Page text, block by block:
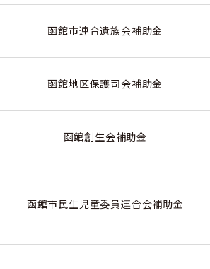
函館市連合遺族会補助金
函館地区保護司会補助金
函館創生会補助金
函館市民生児童委員連合会補助金